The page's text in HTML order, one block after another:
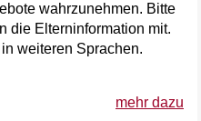
wahrzunehmen. Bitte
die Elterninformation mit.
weiteren Sprachen.
mehr dazu